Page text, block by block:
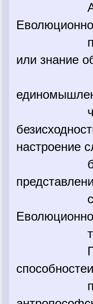
А я
или знание
настроение
бости от
Понятно
прос